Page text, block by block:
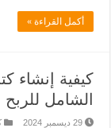
أكمل القراءة »
كيفية إنشاء
الشامل
29 ديسمبر 2024